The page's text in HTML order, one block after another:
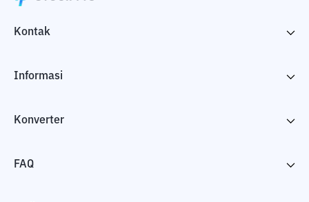
Kontak
Informasi
Konverter
FAQ